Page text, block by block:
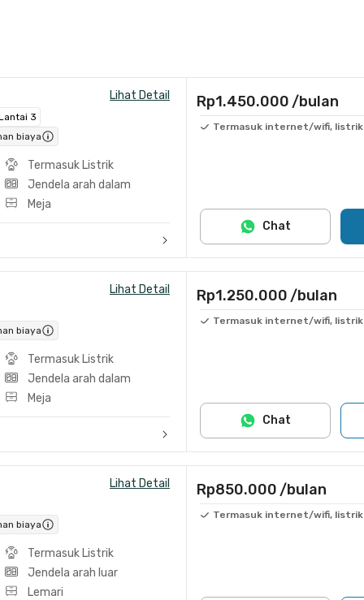
Lihat Detail
3
biaya
Termasuk Listrik
Jendela arah dalam
Meja
Rp1.450.000 /bulan
Termasuk internet/wifi, listrik
Chat
Lihat Detail
biaya
Termasuk Listrik
Jendela arah dalam
Meja
Rp1.250.000 /bulan
Termasuk internet/wifi, listrik
Chat
Lihat Detail
biaya
Termasuk Listrik
Jendela arah luar
Lemari
Rp850.000 /bulan
Termasuk internet/wifi, listrik